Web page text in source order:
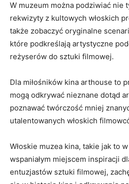
W muzeum można podziwiać nie
rekwizyty z kultowych włoskich
także​ zobaczyć oryginalne
które podkreślają artystyczne‍
reżyserów ‍do sztuki ‍filmowej.
Dla miłośników kina ⁣arthouse to⁤
‌mogą odkrywać nieznane dotąd
poznawać twórczość mniej
utalentowanych włoskich
Włoskie muzea ⁤kina, takie jak to
wspaniałym miejscem⁣ inspiracji
‌entuzjastów sztuki filmowej,